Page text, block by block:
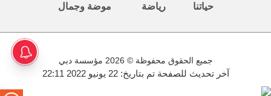
حياتنا رياضة موضة وجمال
جميع الحقوق محفوظة © 2026 مؤسسة دبي
آخر تحديث للصفحة تم بتاريخ: 22 يونيو 2022 22:11